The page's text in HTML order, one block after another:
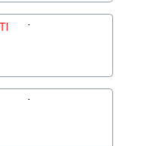
.
.